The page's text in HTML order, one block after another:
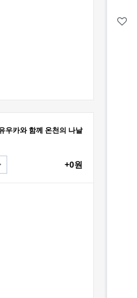
우카와 함께 온천의 나날
+0원